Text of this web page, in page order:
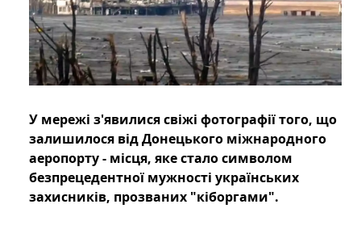
У мережі з'явилися свіжі фотографії того, що
залишилося від Донецького міжнародного
аеропорту - місця, яке стало символом
безпрецедентної мужності українських
захисників, прозваних "кіборгами".